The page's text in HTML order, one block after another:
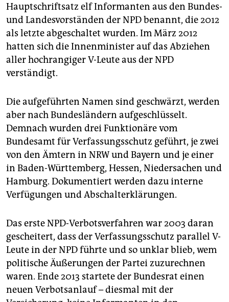
Hauptschriftsatz elf Informanten aus den Bundes-
und Landesvorständen der NPD benannt, die 2012
als letzte abgeschaltet wurden. Im März 2012
hatten sich die Innenminister auf das Abziehen
aller hochrangiger V-Leute aus der NPD
verständigt.
Die aufgeführten Namen sind geschwärzt, werden
aber nach Bundesländern aufgeschlüsselt.
Demnach wurden drei Funktionäre vom
Bundesamt für Verfassungsschutz geführt, je zwei
von den Ämtern in NRW und Bayern und je einer
in Baden-Württemberg, Hessen, Niedersachen und
Hamburg. Dokumentiert werden dazu interne
Verfügungen und Abschalterklärungen.
Das erste NPD-Verbotsverfahren war 2003 daran
gescheitert, dass der Verfassungsschutz parallel V-
Leute in der NPD führte und so unklar blieb, wem
politische Äußerungen der Partei zuzurechnen
waren. Ende 2013 startete der Bundesrat einen
neuen Verbotsanlauf – diesmal mit der